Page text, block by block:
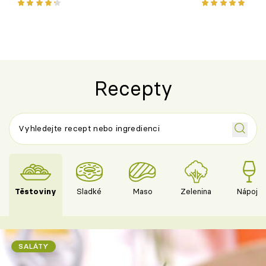
Recepty
Těstoviny Sladké Maso Zelenina Nápoje
SALÁTY